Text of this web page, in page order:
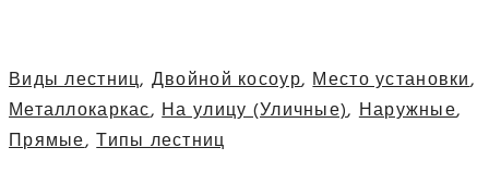
Виды лестниц, Двойной косоур,Место установки,
Металлокаркас,На улицу (Уличные),Наружные,
Прямые,Типы лестниц